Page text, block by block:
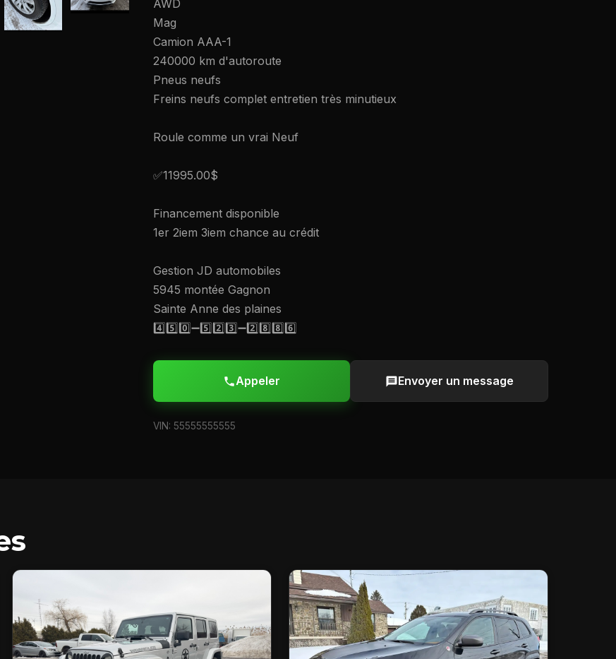
AWD
Mag
Camion AAA-1
240000 km d'autoroute
Pneus neufs
Freins neufs complet entretien très minutieux
Roule comme un vrai Neuf
✅11995.00$
Financement disponible
1er 2iem 3iem chance au crédit
Gestion JD automobiles
5945 montée Gagnon
Sainte Anne des plaines
4️⃣5️⃣0️⃣➖5️⃣2️⃣3️⃣➖2️⃣8️⃣8️⃣6️⃣
Appeler Envoyer un message
VIN: 55555555555